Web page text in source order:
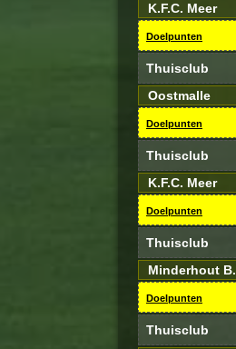
K.F.C. Meer
Doelpunten
Thuisclub
Oostmalle
Doelpunten
Thuisclub
K.F.C. Meer
Doelpunten
Thuisclub
Minderhout B.
Doelpunten
Thuisclub